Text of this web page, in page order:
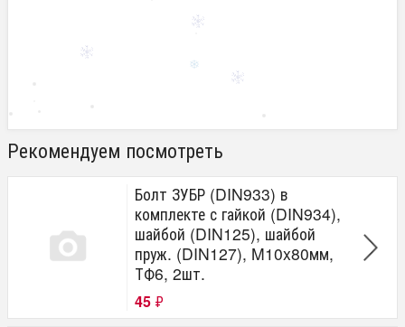
Рекомендуем посмотреть
Болт ЗУБР (DIN933) в
комплекте с гайкой (DIN934),
шайбой (DIN125), шайбой
пруж. (DIN127), M10x80мм,
ТФ6, 2шт.
45 ₽